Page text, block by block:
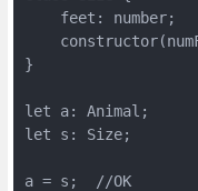
    feet: number;
}
let a: Animal;
let s: Size;
a = s;  //OK